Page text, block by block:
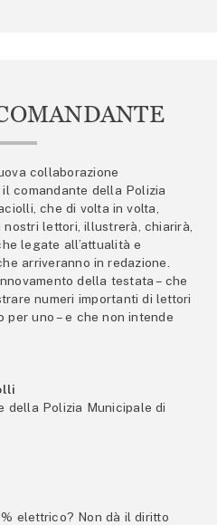
collaborazione
comandante della Polizia
che di volta in volta,
lettori, illustrerà, chiarirà,
legate all’attualità e
arriveranno in redazione.
della testata – che
numeri importanti di lettori
uno – e che non intende
della Polizia Municipale di
elettrico? Non dà il diritto